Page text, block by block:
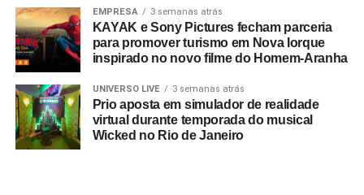
EMPRESA 3 semanas atrás
KAYAK e Sony Pictures fecham parceria
para promover turismo em Nova Iorque
inspirado no novo filme do Homem-Aranha
UNIVERSO LIVE 3 semanas atrás
Prio aposta em simulador de realidade
virtual durante temporada do musical
Wicked no Rio de Janeiro